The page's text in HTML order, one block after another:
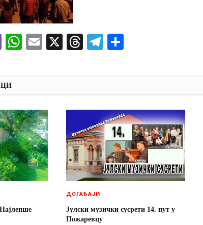
ViberWhatsApp
Email
X ThreadsTelegram
ДОГАЂАЈИ
Јулски музички сусрети 14. пут у
Пожаревцу